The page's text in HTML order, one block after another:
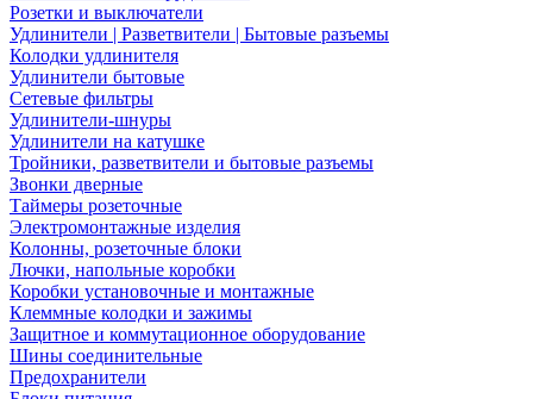
Розетки и выключатели
Удлинители | Разветвители | Бытовые разъемы
Колодки удлинителя
Удлинители бытовые
Сетевые фильтры
Удлинители-шнуры
Удлинители на катушке
Тройники, разветвители и бытовые разъемы
Звонки дверные
Таймеры розеточные
Электромонтажные изделия
Колонны, розеточные блоки
Лючки, напольные коробки
Коробки установочные и монтажные
Клеммные колодки и зажимы
Защитное и коммутационное оборудование
Шины соединительные
Предохранители